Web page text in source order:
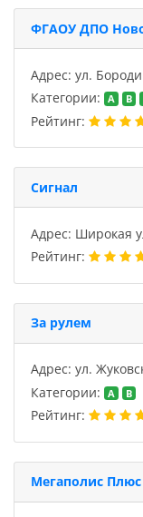
ФГАОУ ДПО
Адрес: ул.
Категории:
A B
Рейтинг:
Сигнал
Адрес: Широкая
Рейтинг:
За рулем
Адрес: ул.
Категории:
A B
Рейтинг:
Мегаполис Плюс